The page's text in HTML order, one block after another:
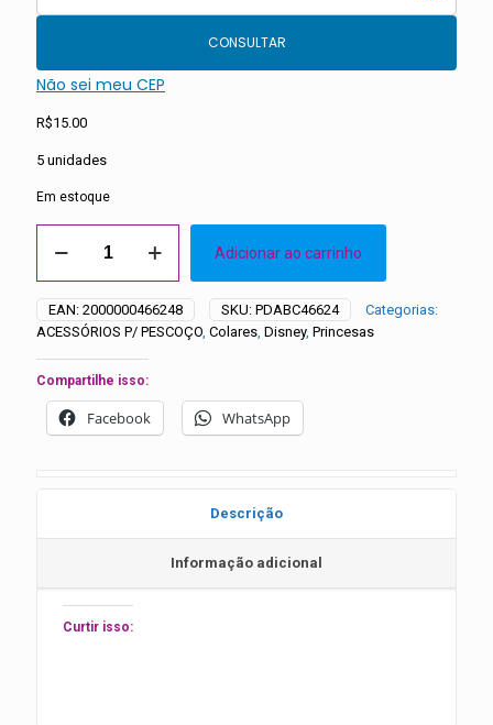
CONSULTAR
Não sei meu CEP
R$15.00
5 unidades
Em estoque
Princesas
5
unidades
quantidade
Adicionar ao carrinho
EAN: 2000000466248 SKU: PDABC46624
Categorias:
ACESSÓRIOS P/ PESCOÇO Colares Disney, Princesas
Compartilhe isso:
Facebook WhatsApp
Descrição
Informação adicional
Curtir isso: